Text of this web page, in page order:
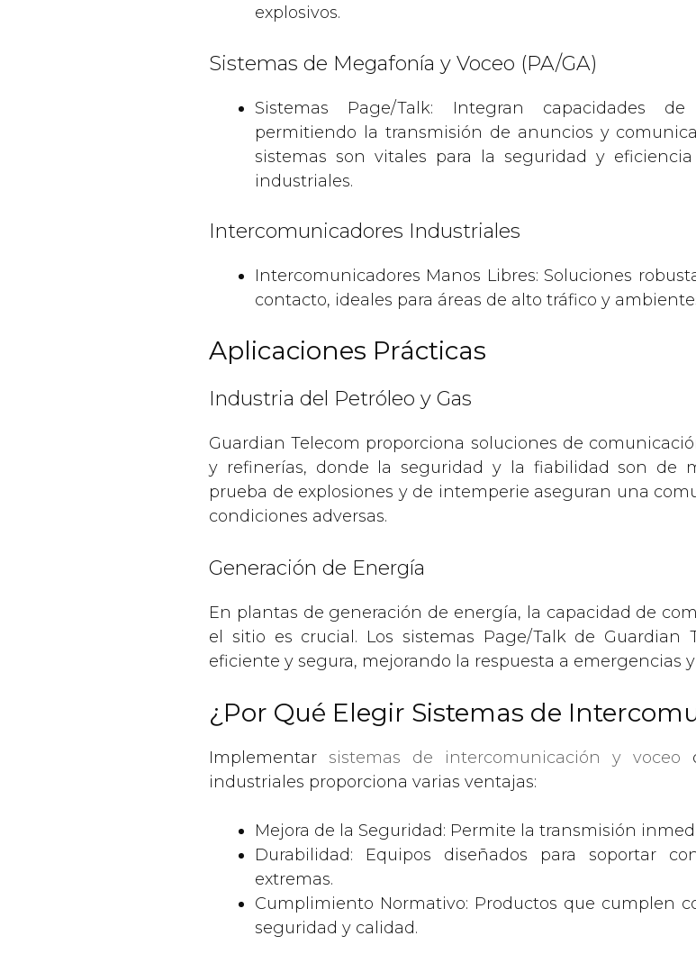
explosivos.
Sistemas de Megafonía y Voceo (PA/GA)
Sistemas Page/Talk: Integran capacidades de
permitiendo la transmisión de anuncios y
sistemas son vitales para la seguridad y
industriales.
Intercomunicadores Industriales
Intercomunicadores Manos Libres: Soluciones
contacto, ideales para áreas de alto tráfico y
Aplicaciones Prácticas
Industria del Petróleo y Gas
Guardian Telecom proporciona soluciones de
y refinerías, donde la seguridad y la fiabilidad son de
prueba de explosiones y de intemperie aseguran una
condiciones adversas.
Generación de Energía
En plantas de generación de energía, la capacidad de
el sitio es crucial. Los sistemas Page/Talk de Guardian
eficiente y segura, mejorando la respuesta a emergencias
¿Por Qué Elegir Sistemas de
Implementar sistemas de intercomunicación y voceo
industriales proporciona varias ventajas:
Mejora de la Seguridad: Permite la transmisión
Durabilidad: Equipos diseñados para soportar
extremas.
Cumplimiento Normativo: Productos que cumplen
seguridad y calidad.